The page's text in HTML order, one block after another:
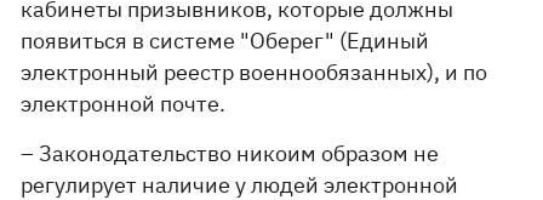
кабинеты призывников, которые должны
появиться в системе "Оберег" (Единый
электронный реестр военнообязанных), и по
электронной почте.
– Законодательство никоим образом не
регулирует наличие у людей электронной